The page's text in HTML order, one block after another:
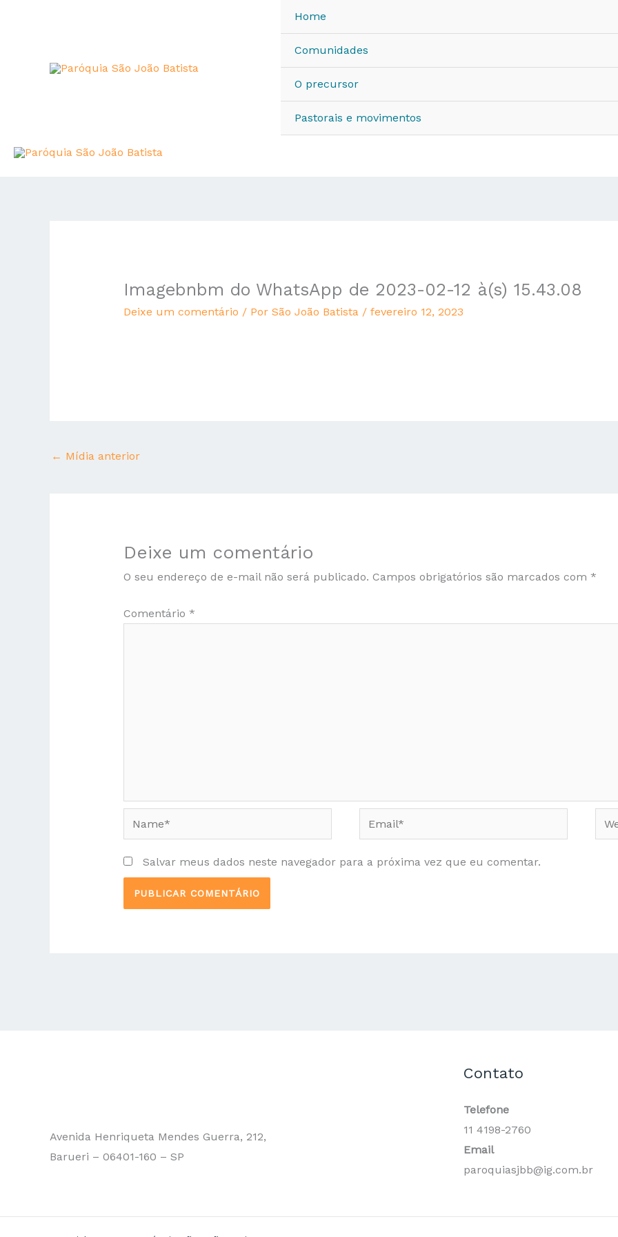
Home
Comunidades
O precursor
Pastorais e movimentos
Imagebnbm do WhatsApp de 2023-02-12 à(s) 15.43.08
Deixe um comentário / Por São João Batista / fevereiro 12, 2023
← Mídia anterior
Deixe um comentário
O seu endereço de e-mail não será publicado. Campos obrigatórios são marcados com *
Comentário *
Name* Email*
Salvar meus dados neste navegador para a próxima vez que eu comentar.
Avenida Henriqueta Mendes Guerra, 212,
Barueri – 06401-160 – SP
Contato
Telefone
11 4198-2760
Email
paroquiasjbb@ig.com.br